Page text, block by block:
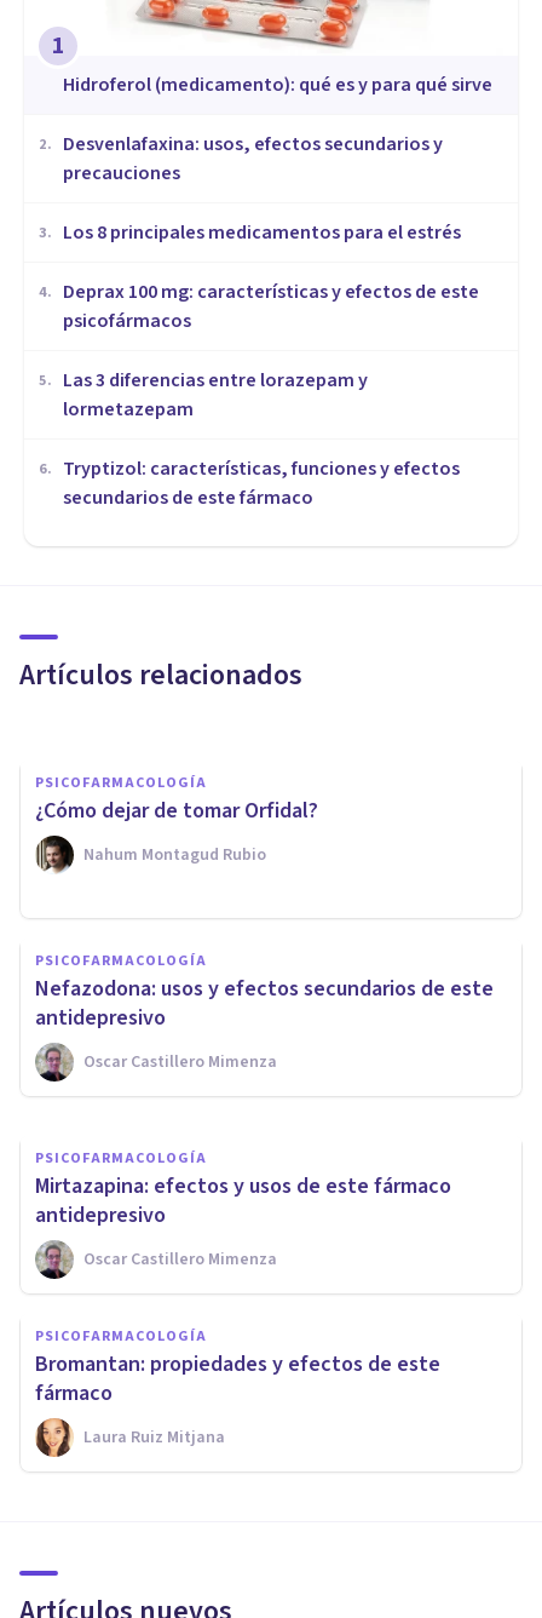
1
Hidroferol (medicamento): qué es y para qué sirve
2.
Desvenlafaxina: usos, efectos secundarios y
precauciones
3. Los 8 principales medicamentos para el estrés
4.
Deprax 100 mg: características y efectos de este
psicofármacos
5.
Las 3 diferencias entre lorazepam y
lormetazepam
6.
Tryptizol: características, funciones y efectos
secundarios de este fármaco
Artículos relacionados
malos recuerdos
PSICOFARMACOLOGÍA
¿Cómo dejar de tomar Orfidal?
Nahum Montagud Rubio
PSICOFARMACOLOGÍA
Nefazodona: usos y efectos secundarios de este
antidepresivo
Oscar Castillero Mimenza
Midazolam: usos y efectos
secundarios de este ansiolítico
Oscar Castillero Mimenza
PSICOFARMACOLOGÍA
Mirtazapina: efectos y usos de este fármaco
antidepresivo
Oscar Castillero Mimenza
PSICOFARMACOLOGÍA
Bromantan: propiedades y efectos de este
fármaco
Laura Ruiz Mitjana